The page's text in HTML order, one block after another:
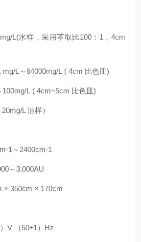
L(水样，采用萃取比100： 1 ，4cm
mg/L ～64000mg/L ( 4cm 比色皿)
100mg/L ( 4cm~5cm 比色皿)
20mg/L 油样）
1 ～ 2400cm-1
～3.000AU
× 350cm × 170cm
） V （50±1 ） Hz